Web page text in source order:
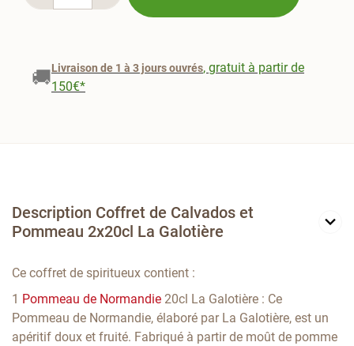
🚚Livraison de 1 à 3 jours ouvrés, gratuit à partir de
150€*
Description Coffret de Calvados et
Pommeau 2x20cl La Galotière
Ce coffret de spiritueux contient :
1 Pommeau de Normandie 20cl La Galotière : Ce
Pommeau de Normandie, élaboré par La Galotière, est un
apéritif doux et fruité. Fabriqué à partir de moût de pomme